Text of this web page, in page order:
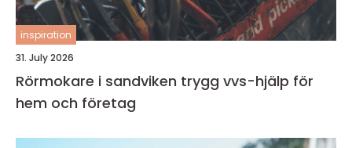
inspiration
31. July 2026
Rörmokare i sandviken trygg vvs-hjälp för
hem och företag